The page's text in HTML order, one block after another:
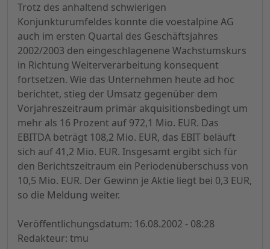
Trotz des anhaltend schwierigen
Konjunkturumfeldes konnte die voestalpine AG
auch im ersten Quartal des Geschäftsjahres
2002/2003 den eingeschlagenene Wachstumskurs
in Richtung Weiterverarbeitung konsequent
fortsetzen. Wie das Unternehmen heute ad hoc
berichtet, stieg der Umsatz gegenüber dem
Vorjahreszeitraum primär akquisitionsbedingt um
mehr als 16 Prozent auf 972,1 Mio. EUR. Das
EBITDA beträgt 108,2 Mio. EUR, das EBIT beläuft
sich auf 41,2 Mio. EUR. Insgesamt ergibt sich für
den Berichtszeitraum ein Periodenüberschuss von
10,5 Mio. EUR. Der Gewinn je Aktie liegt bei 0,3 EUR,
so die Meldung weiter.
Veröffentlichungsdatum: 16.08.2002 - 08:28
Redakteur: tmu